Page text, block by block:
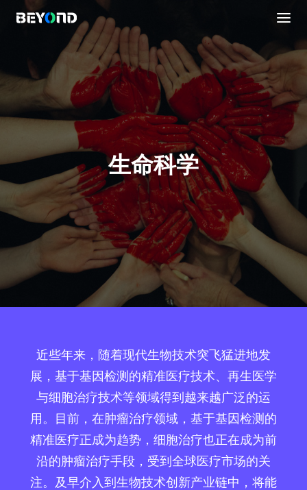
议程安排
直播
生命科学
近些年来，随着现代生物技术突飞猛进地发
展，基于基因检测的精准医疗技术、再生医学
与细胞治疗技术等领域得到越来越广泛的运
用。目前，在肿瘤治疗领域，基于基因检测的
精准医疗正成为趋势，细胞治疗也正在成为前
沿的肿瘤治疗手段，受到全球医疗市场的关
注。及早介入到生物技术创新产业链中，将能